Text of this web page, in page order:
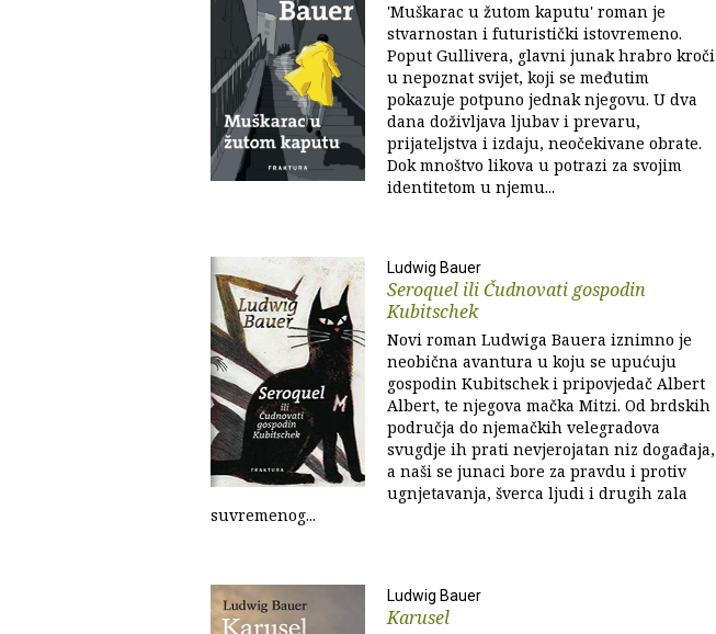
'Muškarac u žutom kaputu' roman je
stvarnostan i futuristički istovremeno.
Poput Gullivera, glavni junak hrabro kroči
u nepoznat svijet, koji se međutim
pokazuje potpuno jednak njegovu. U dva
dana doživljava ljubav i prevaru,
prijateljstva i izdaju, neočekivane obrate.
Dok mnoštvo likova u potrazi za svojim
identitetom u njemu...
Ludwig Bauer
Seroquel ili Čudnovati gospodin
Kubitschek
Novi roman Ludwiga Bauera iznimno je
neobična avantura u koju se upućuju
gospodin Kubitschek i pripovjedač Albert
Albert, te njegova mačka Mitzi. Od brdskih
područja do njemačkih velegradova
svugdje ih prati nevjerojatan niz događaja,
a naši se junaci bore za pravdu i protiv
ugnjetavanja, šverca ljudi i drugih zala
suvremenog...
Ludwig Bauer
Karusel